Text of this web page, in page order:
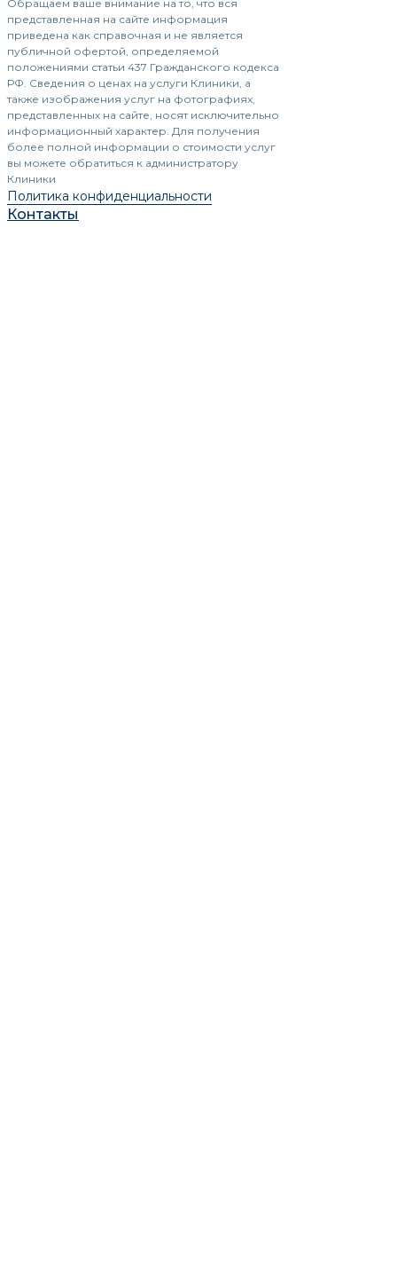
Обращаем ваше внимание на то, что вся
представленная на сайте информация
приведена как справочная и не является
публичной офертой, определяемой
положениями статьи 437 Гражданского кодекса
РФ. Сведения о ценах на услуги Клиники, а
также изображения услуг на фотографиях,
представленных на сайте, носят исключительно
информационный характер. Для получения
более полной информации о стоимости услуг
вы можете обратиться к администратору
Клиники
Политика конфиденциальности
Контакты